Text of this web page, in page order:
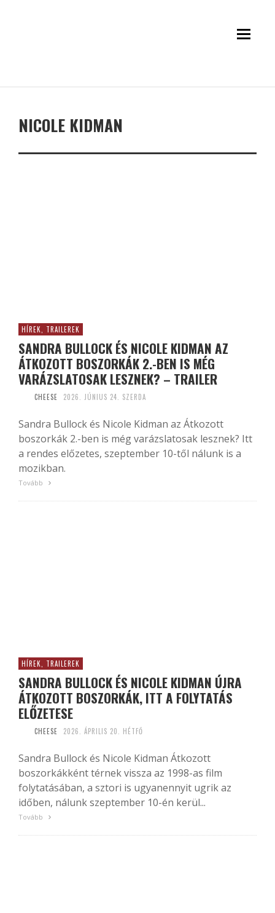
NICOLE KIDMAN
HÍREK, TRAILEREK
SANDRA BULLOCK ÉS NICOLE KIDMAN AZ
ÁTKOZOTT BOSZORKÁK 2.-BEN IS MÉG
VARÁZSLATOSAK LESZNEK? – TRAILER
CHEESE 2026. JÚNIUS 24. SZERDA
Sandra Bullock és Nicole Kidman az Átkozott
boszorkák 2.-ben is még varázslatosak lesznek? Itt
a rendes előzetes, szeptember 10-től nálunk is a
mozikban.
Tovább
HÍREK, TRAILEREK
SANDRA BULLOCK ÉS NICOLE KIDMAN ÚJRA
ÁTKOZOTT BOSZORKÁK, ITT A FOLYTATÁS
ELŐZETESE
CHEESE 2026. ÁPRILIS 20. HÉTFŐ
Sandra Bullock és Nicole Kidman Átkozott
boszorkákként térnek vissza az 1998-as film
folytatásában, a sztori is ugyanennyit ugrik az
időben, nálunk szeptember 10-én kerül...
Tovább